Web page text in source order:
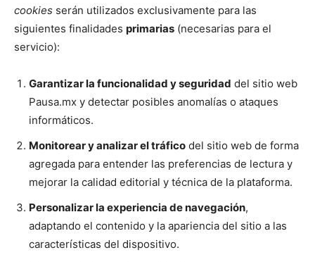
cookies serán utilizados exclusivamente para las
siguientes finalidades primarias (necesarias para el
servicio):
Garantizar la funcionalidad y seguridad del sitio web
Pausa.mx y detectar posibles anomalías o ataques
informáticos.
Monitorear y analizar el tráfico del sitio web de forma
agregada para entender las preferencias de lectura y
mejorar la calidad editorial y técnica de la plataforma.
Personalizar la experiencia de navegación,
adaptando el contenido y la apariencia del sitio a las
características del dispositivo.